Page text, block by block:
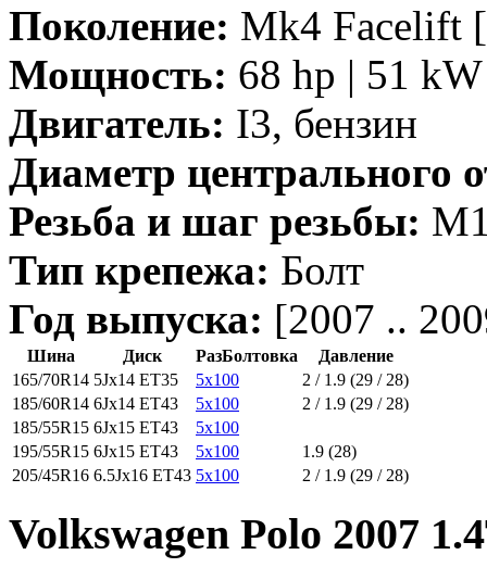
Поколение: Mk4 Facelift
Мощность: 68 hp | 51
Двигатель: I3, бензин
Диаметр центрального
Резьба и шаг резьбы:
Тип крепежа: Болт
Год выпуска: [2007 ..
Шина Диск РазБолтовка
Давление
165/70R14 5Jx14 ET35 5x100
2 / 1.9 (29 / 28)
185/60R14 6Jx14 ET43 5x100
2 / 1.9 (29 / 28)
185/55R15 6Jx15 ET43
5x100
195/55R15 6Jx15 ET43 5x100
1.9 (28)
205/45R16 6.5Jx16 ET43 5x100 2 / 1.9 (29 / 28)
Volkswagen Polo 2007